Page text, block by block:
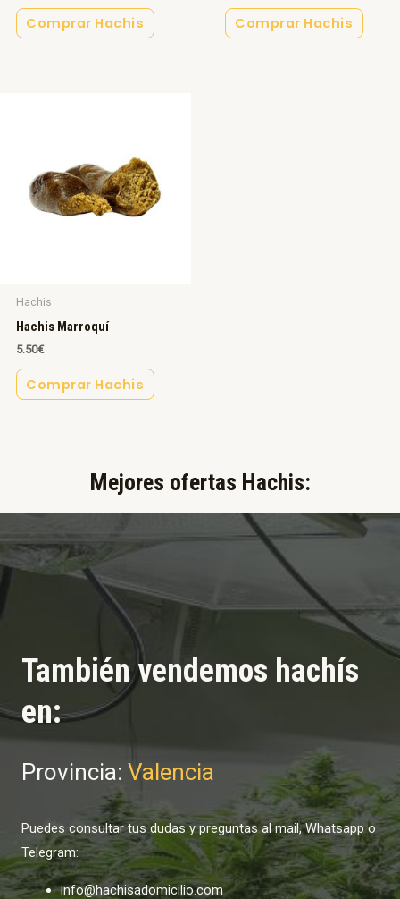
Comprar Hachis Comprar Hachis
Hachis
Hachis Marroquí
5.50€
Comprar Hachis
Mejores ofertas Hachis:​
También vendemos hachís
en:
Provincia: Valencia
Puedes consultar tus dudas y preguntas al mail, Whatsapp o
Telegram:
info@hachisadomicilio.com